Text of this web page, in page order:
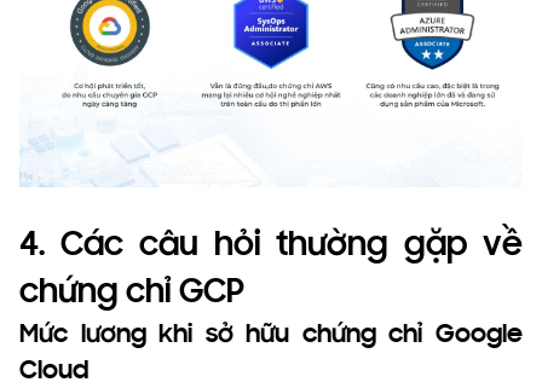
4. Các câu hỏi thường gặp về
chứng chỉ GCP
Mức lương khi sở hữu chứng chỉ Google
Cloud